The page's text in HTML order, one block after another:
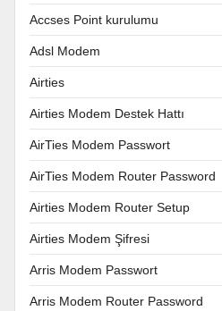
Accses Point kurulumu
Adsl Modem
Airties
Airties Modem Destek Hattı
AirTies Modem Passwort
AirTies Modem Router Password
Airties Modem Router Setup
Airties Modem Şifresi
Arris Modem Passwort
Arris Modem Router Password